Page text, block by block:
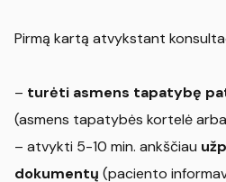
Pirmą kartą atvykstant
– turėti asmens tapatybę
(asmens tapatybės kortelė
– atvykti 5-10 min. ankščiau
dokumentų (paciento